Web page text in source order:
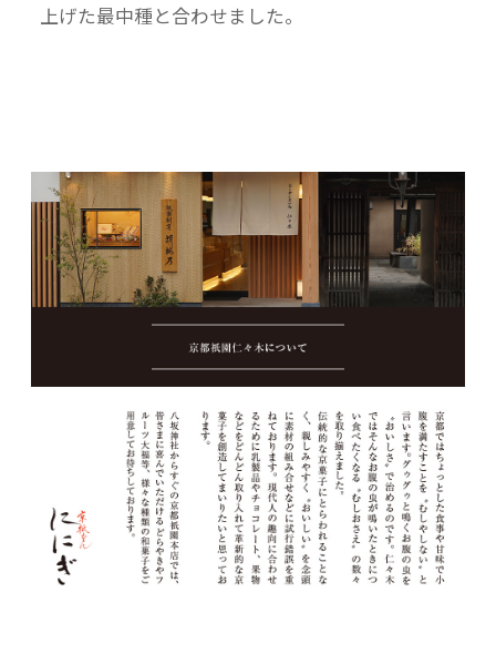
上げた最中種と合わせました。